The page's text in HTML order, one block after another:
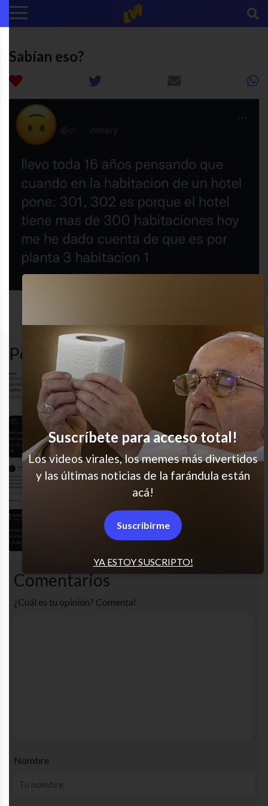
Sabían eso?
Popular en LVI
Cada vez más seguido, jaja
Exacto!
Jajaja pobrecita
Por favor hagan esto
Comentarios
¿Cuál es tu opinión? Comenta!
Nombre
YA ESTOY SUSCRIPTO!
Suscríbete para acceso total!
Los videos virales, los memes más divertidos
y las últimas noticias de la farándula están
acá!
Suscribirme